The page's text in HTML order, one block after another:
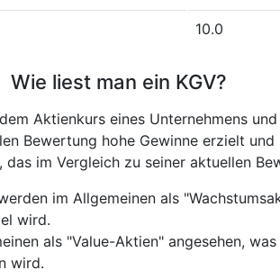
10.0
Wie liest man ein KGV?
Aktienkurs eines Unternehmens
Bewertung hohe Gewinne erzielt
das im Vergleich zu seiner aktuellen
im Allgemeinen als
wird.
als "Value-Aktien" angesehen,
wird.